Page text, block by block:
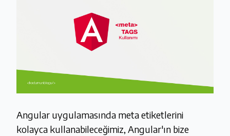
Angular uygulamasında meta etiketlerini
kolayca kullanabileceğimiz, Angular'ın bize